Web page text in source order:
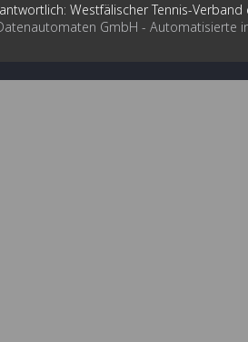
Westfälischer Tennis-Verband
GmbH - Automatisierte